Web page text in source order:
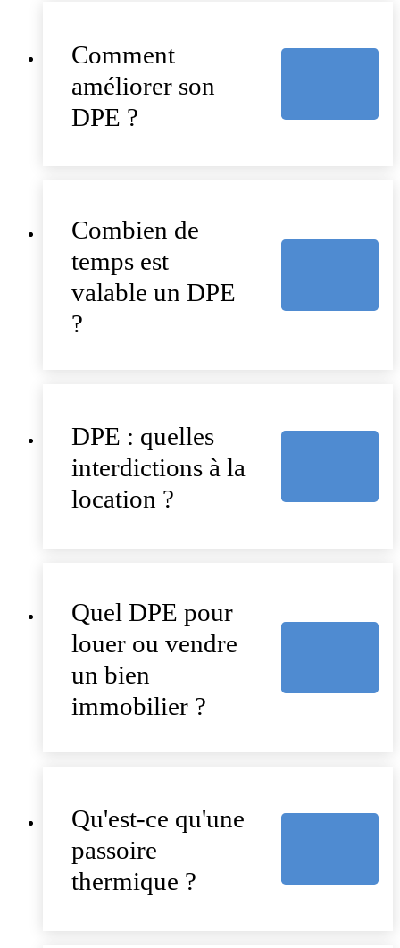
Comment
améliorer son
DPE ?
Combien de
temps est
valable un DPE
?
DPE : quelles
interdictions à la
location ?
Quel DPE pour
louer ou vendre
un bien
immobilier ?
Qu'est-ce qu'une
passoire
thermique ?